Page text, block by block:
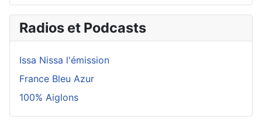
Radios et Podcasts
Issa Nissa l'émission
France Bleu Azur
100% Aiglons